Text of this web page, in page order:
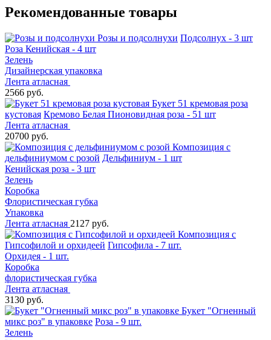
Рекомендованные товары
Розы и подсолнухи Подсолнух - 3 шт
Роза Кенийская - 4 шт
Зелень
Дизайнерская упаковка
Лента атласная
2566 руб.
Букет 51 кремовая роза
кустовая Кремово Белая Пионовидная роза - 51 шт
Лента атласная
20700 руб.
Композиция с
дельфиниумом с розой Дельфиниум - 1 шт
Кенийская роза - 3 шт
Зелень
Коробка
Флористическая губка
Упаковка
Лента атласная 2127 руб.
Композиция с
Гипсофилой и орхидеей Гипсофила - 7 шт.
Орхидея - 1 шт.
Коробка
флористическая губка
Лента атласная
3130 руб.
Букет "Огненный
микс роз" в упаковке Роза - 9 шт.
Зелень